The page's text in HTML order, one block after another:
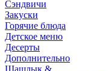
Сэндвичи
Закуски
Горячие блюда
Детское меню
Десерты
Дополнительно
Шашлык &